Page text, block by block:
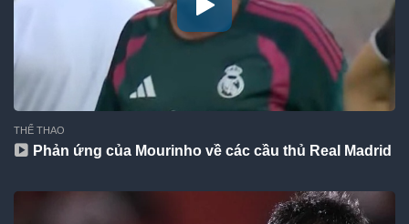
THỂ THAO
Phản ứng của Mourinho về các cầu thủ Real Madrid